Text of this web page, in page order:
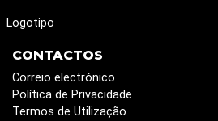
Logotipo
CONTACTOS
Correio electrónico
Política de Privacidade
Termos de Utilização